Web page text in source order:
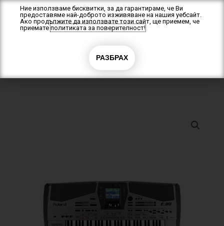
content
Ние използваме бисквитки, за да гарантираме, че Ви
предоставяме най-доброто изживяване на нашия уебсайт.
Ако продължите да използвате този сайт, ще приемем, че
приематеполитиката за поверителност!
РАЗБРАХ